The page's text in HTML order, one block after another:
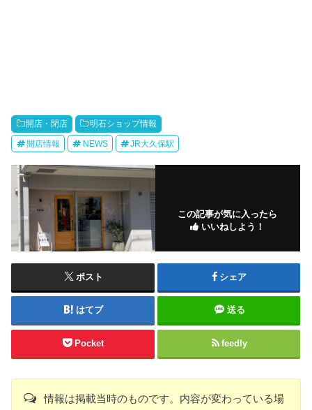
開店・閉店 明石ショップ情報
開店情報 NEWS JR大久保駅
この記事が気に入ったら
いいねしよう！
ポスト シェア
はてブ 送る
Pocket feedly
情報は掲載当時のものです。内容が変わっている場